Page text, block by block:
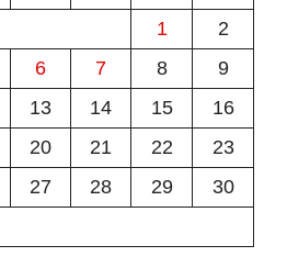
1
2
6 7 8
9
13 14 15
16
20 21 22
23
27 28 29
30